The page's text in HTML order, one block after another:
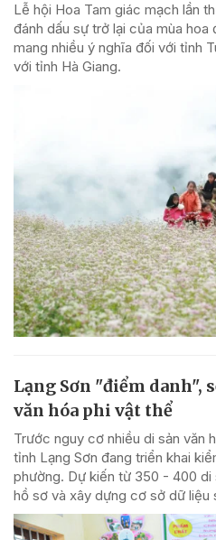
Lễ hội Hoa Tam giác mạch lần
đánh dấu sự trở lại của mùa
mang nhiều ý nghĩa đối với tỉnh
với tỉnh Hà Giang.
Lạng Sơn "điểm danh",
văn hóa phi vật thể
Trước nguy cơ nhiều di sản văn
tỉnh Lạng Sơn đang triển khai
phường. Dự kiến từ 350 - 400 di
hồ sơ và xây dựng cơ sở dữ liệu